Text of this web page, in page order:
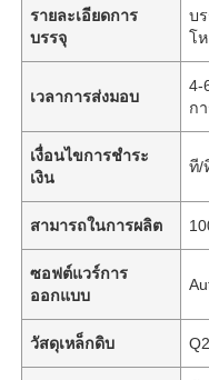
รายละเอียดการ
บรรจุ
บ
โ
เวลาการส่งมอบ
4-
ก
เงื่อนไขการชำระ
เงิน
ที/
สามารถในการผลิต
ซอฟต์แวร์การ
ออกแบบ
วัสดุเหล็กดิบ